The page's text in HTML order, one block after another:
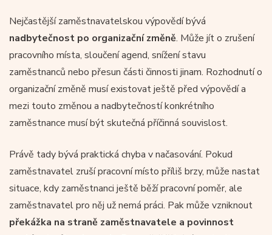
Nejčastější zaměstnavatelskou výpovědí bývá
nadbytečnost po organizační změně. Může jít o zrušení
pracovního místa, sloučení agend, snížení stavu
zaměstnanců nebo přesun části činnosti jinam. Rozhodnutí o
organizační změně musí existovat ještě před výpovědí a
mezi touto změnou a nadbytečností konkrétního
zaměstnance musí být skutečná příčinná souvislost.
Právě tady bývá praktická chyba v načasování. Pokud
zaměstnavatel zruší pracovní místo příliš brzy, může nastat
situace, kdy zaměstnanci ještě běží pracovní poměr, ale
zaměstnavatel pro něj už nemá práci. Pak může vzniknout
překážka na straně zaměstnavatele a povinnost